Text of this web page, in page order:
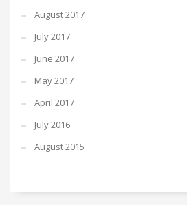
August 2017
July 2017
June 2017
May 2017
April 2017
July 2016
August 2015